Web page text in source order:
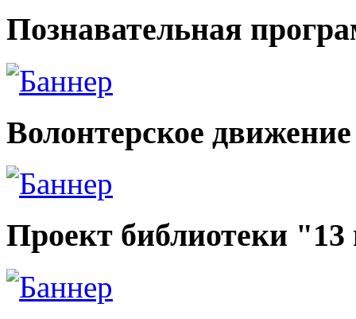
Познавательная
Волонтерское движение
Проект библиотеки